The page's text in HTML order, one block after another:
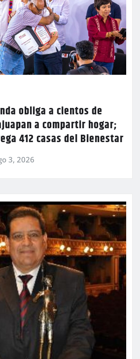
obliga a cientos de
a compartir hogar;
412 casas del Bienestar
3, 2026